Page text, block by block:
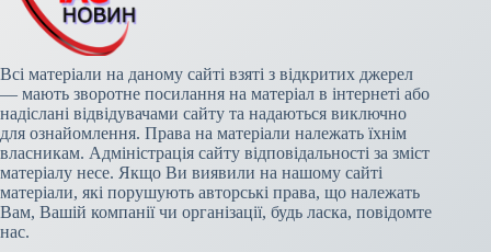
Всі матеріали на даному сайті взяті з відкритих джерел
— мають зворотне посилання на матеріал в інтернеті або
надіслані відвідувачами сайту та надаються виключно
для ознайомлення. Права на матеріали належать їхнім
власникам. Адміністрація сайту відповідальності за зміст
матеріалу несе. Якщо Ви виявили на нашому сайті
матеріали, які порушують авторські права, що належать
Вам, Вашій компанії чи організації, будь ласка, повідомте
нас.